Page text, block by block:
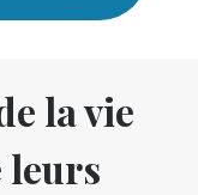
la vie
leurs